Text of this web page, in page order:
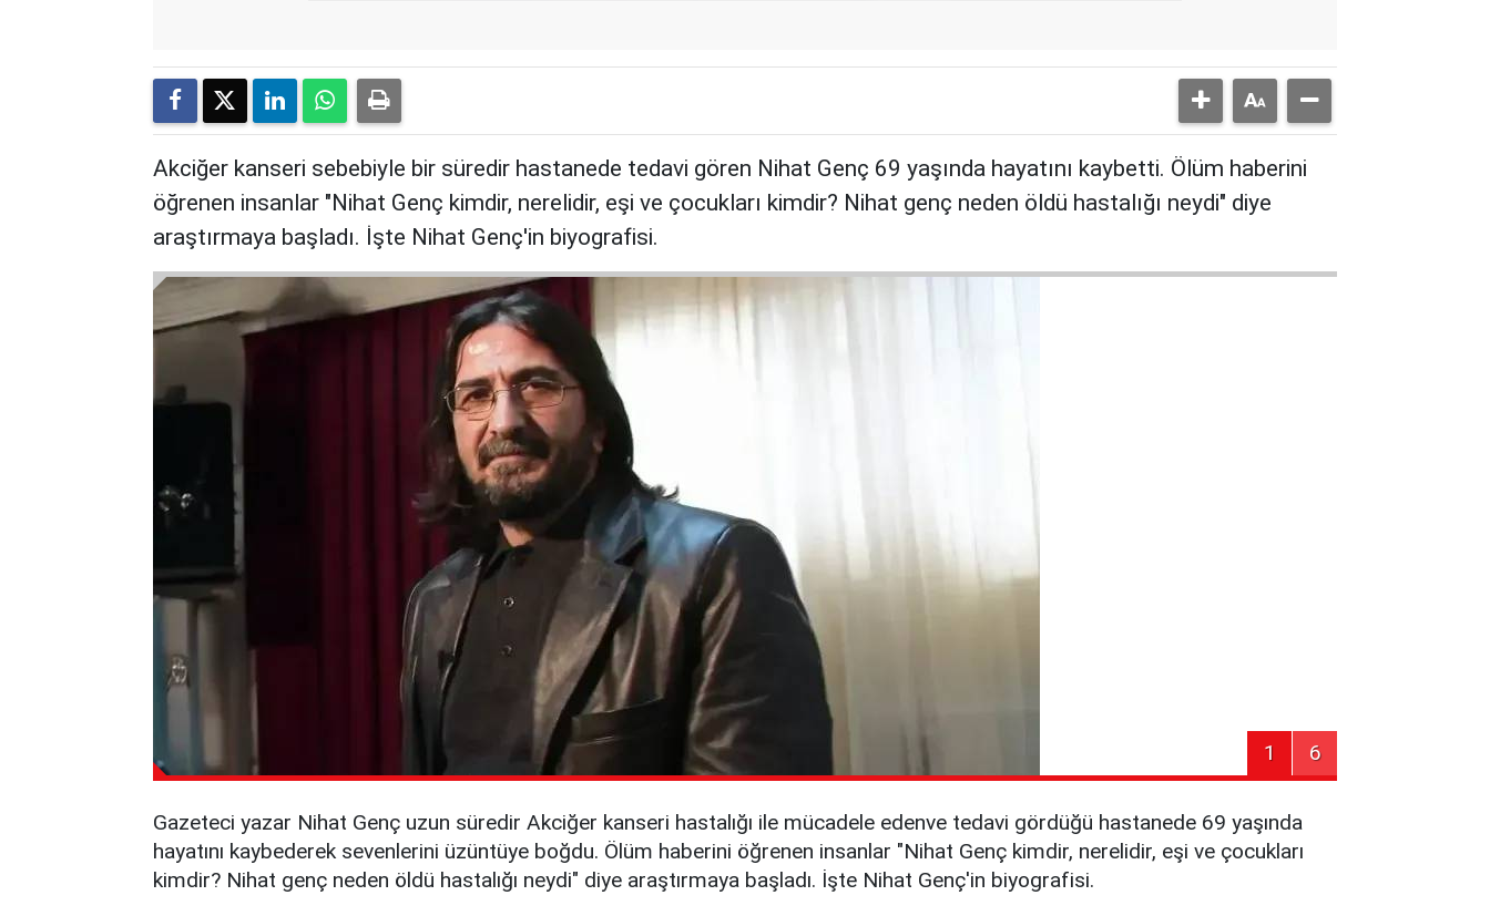
Akciğer kanseri sebebiyle bir süredir hastanede tedavi gören Nihat Genç 69 yaşında hayatını kaybetti. Ölüm haberini
öğrenen insanlar "Nihat Genç kimdir, nerelidir, eşi ve çocukları kimdir? Nihat genç neden öldü hastalığı neydi" diye
araştırmaya başladı. İşte Nihat Genç'in biyografisi.
1 6
Gazeteci yazar Nihat Genç uzun süredir Akciğer kanseri hastalığı ile mücadele edenve tedavi gördüğü hastanede 69 yaşında
hayatını kaybederek sevenlerini üzüntüye boğdu. Ölüm haberini öğrenen insanlar "Nihat Genç kimdir, nerelidir, eşi ve çocukları
kimdir? Nihat genç neden öldü hastalığı neydi" diye araştırmaya başladı. İşte Nihat Genç'in biyografisi.